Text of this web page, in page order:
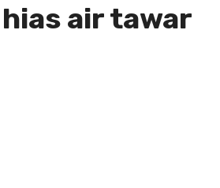
air tawar